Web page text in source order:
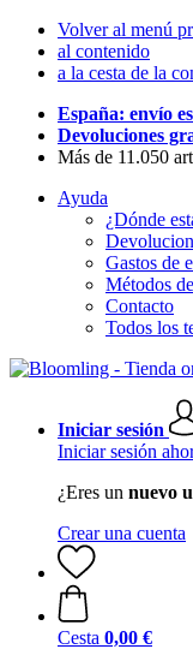
Volver al menú
al contenido
a la cesta de la
España: envío
Devoluciones
Más de 11.050
Ayuda
¿Dónde
Gastos de
Métodos
Contacto
Todos los
Iniciar sesión
Iniciar sesión
¿Eres un nuevo
Crear una cuenta
Cesta 0,00 €